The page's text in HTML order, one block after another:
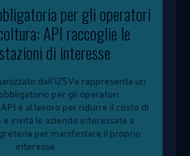
per gli operatori
API raccoglie le
di interesse
dall'IZSVe rappresenta un
per gli operatori
è al lavoro per ridurre il costo di
invita le aziende interessate a
per manifestare il proprio
interesse.